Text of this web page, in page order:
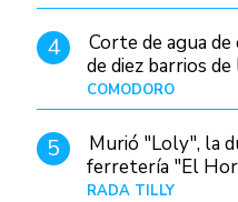
4
Corte de agua de
de diez barrios de
COMODORO
5
Murió "Loly", la
ferretería "El
RADA TILLY